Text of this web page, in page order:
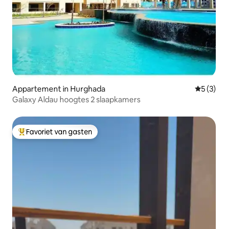
Appartement in Hurghada
5 (3)
Galaxy Aldau hoogtes 2 slaapkamers
Topfavoriet van gasten
Favoriet van gasten